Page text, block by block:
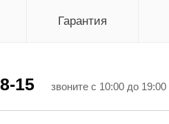
Гарантия
15 звоните с 10:00 до 19:00